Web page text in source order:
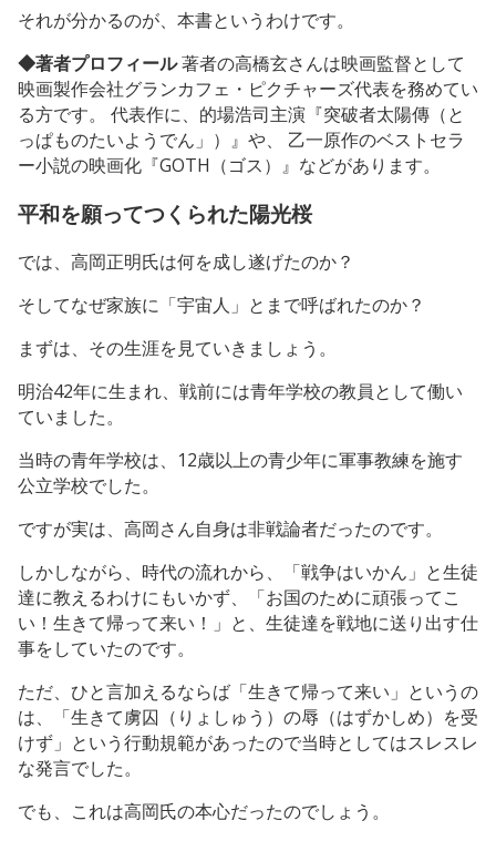
それが分かるのが、本書というわけです。
◆著者プロフィール著者の高橋玄さんは映画監督として
映画製作会社グランカフェ・ピクチャーズ代表を務めてい
る方です。 代表作に、的場浩司主演『突破者太陽傳（と
っぱものたいようでん」）』や、 乙一原作のベストセラ
ー小説の映画化『GOTH（ゴス）』などがあります。
平和を願ってつくられた陽光桜
では、高岡正明氏は何を成し遂げたのか？
そしてなぜ家族に「宇宙人」とまで呼ばれたのか？
まずは、その生涯を見ていきましょう。
明治42年に生まれ、戦前には青年学校の教員として働い
ていました。
当時の青年学校は、12歳以上の青少年に軍事教練を施す
公立学校でした。
ですが実は、高岡さん自身は非戦論者だったのです。
しかしながら、時代の流れから、「戦争はいかん」と生徒
達に教えるわけにもいかず、「お国のために頑張ってこ
い！生きて帰って来い！」と、生徒達を戦地に送り出す仕
事をしていたのです。
ただ、ひと言加えるならば「生きて帰って来い」というの
は、「生きて虜囚（りょしゅう）の辱（はずかしめ）を受
けず」という行動規範があったので当時としてはスレスレ
な発言でした。
でも、これは高岡氏の本心だったのでしょう。